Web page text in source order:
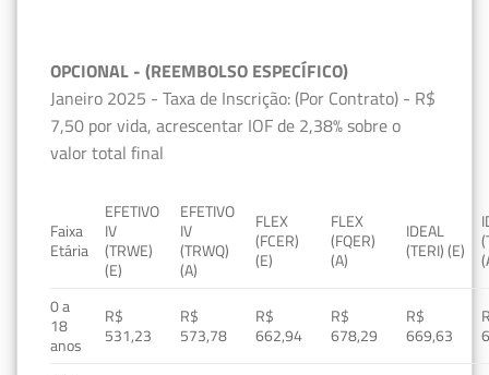
OPCIONAL - (REEMBOLSO ESPECÍFICO)
Janeiro 2025 - Taxa de Inscrição: (Por Contrato) - R$
7,50 por vida, acrescentar IOF de 2,38% sobre o
valor total final
Faixa
Etária
EFETIVO
IV
(TRWE)
(E)
EFETIVO
IV
(TRWQ)
(A)
FLEX
(FCER)
(E)
FLEX
(FQER)
(A)
IDEAL
(TERI) (E)
0 a
18
anos
R$
531,23
R$
573,78
R$
662,94
R$
678,29
R$
669,63